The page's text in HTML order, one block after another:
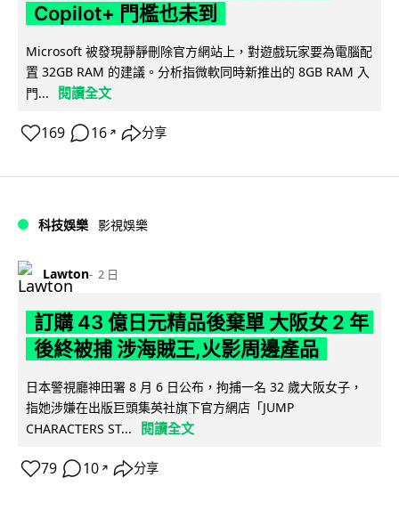
Copilot+ 門檻也未到
Microsoft 被發現靜靜刪除官方網站上，對遊戲玩家要為電腦配
置 32GB RAM 的建議。分析指微軟同時新推出的 8GB RAM 入
門...
閱讀全文
169 16 ↗ 分享
科技娛樂 影視娛樂
Lawton 2 日
訂購 43 億日元精品後棄單 大阪女 2 年
後終被捕 涉海賊王,火影周邊產品
日本警視廳神田署 8 月 6 日公布，拘捕一名 32 歲大阪女子，
指她涉嫌在出版巨頭集英社旗下官方網店「JUMP
CHARACTERS ST...
閱讀全文
79 10 ↗ 分享